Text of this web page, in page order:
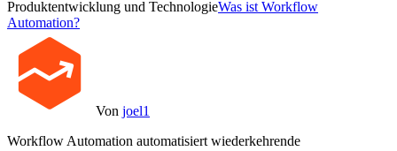
Produktentwicklung und TechnologieWas ist Workflow
Automation?
Von joel1
Workflow Automation automatisiert wiederkehrende